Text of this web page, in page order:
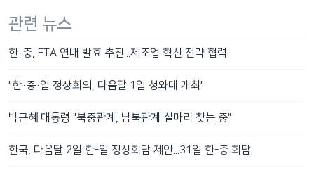
관련 뉴스
한·중, FTA 연내 발효 추진...제조업 혁신 전략 협력
"한·중·일 정상회의, 다음달 1일 청와대 개최"
박근혜 대통령 "북중관계, 남북관계 실마리 찾는 중"
한국, 다음달 2일 한-일 정상회담 제안...31일 한-중 회담